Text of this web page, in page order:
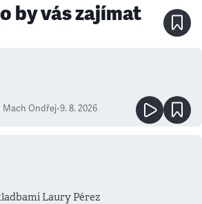
by vás zajímat
Mach Ondřej•9. 8. 2026
Laury Pérez